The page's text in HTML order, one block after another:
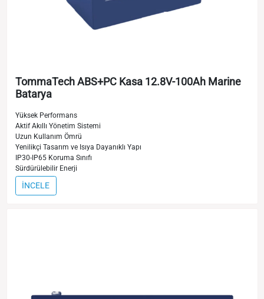
TommaTech ABS+PC Kasa 12.8V-100Ah Marine
Batarya
Yüksek Performans
Aktif Akıllı Yönetim Sistemi
Uzun Kullanım Ömrü
Yenilikçi Tasarım ve Isıya Dayanıklı Yapı
IP30-IP65 Koruma Sınıfı
Sürdürülebilir Enerji
İNCELE